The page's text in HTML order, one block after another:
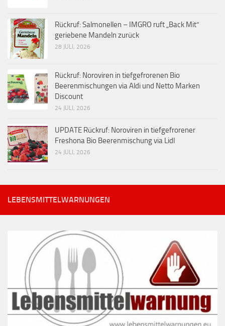
Rückruf: Salmonellen – IMGRO ruft „Back Mit“
geriebene Mandeln zurück
28 JULI, 2026
Rückruf: Noroviren in tiefgefrorenen Bio
Beerenmischungen via Aldi und Netto Marken
Discount
24 JULI, 2026
UPDATE Rückruf: Noroviren in tiefgefrorener
Freshona Bio Beerenmischung via Lidl
24 JULI, 2026
LEBENSMITTELWARNUNGEN